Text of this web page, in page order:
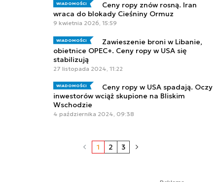
WIADOMOŚCI
Ceny ropy znów rosną. Iran
wraca do blokady Cieśniny Ormuz
9 kwietnia 2026, 15:59
WIADOMOŚCI
Zawieszenie broni w Libanie,
obietnice OPEC+. Ceny ropy w USA się
stabilizują
27 listopada 2024, 11:22
WIADOMOŚCI
Ceny ropy w USA spadają. Oczy
inwestorów wciąż skupione na Bliskim
Wschodzie
4 października 2024, 09:38
1 2 3